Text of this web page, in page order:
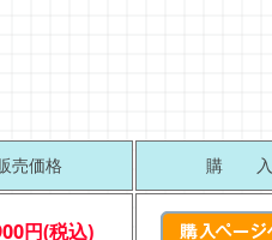
売価格 購 入
円(税込)